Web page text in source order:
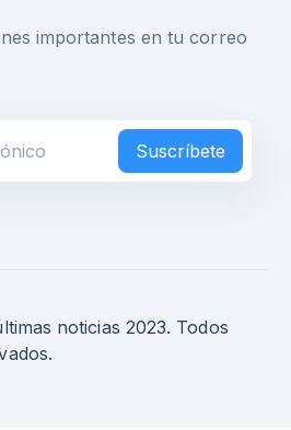
importantes en tu correo
Suscríbete
noticias 2023. Todos